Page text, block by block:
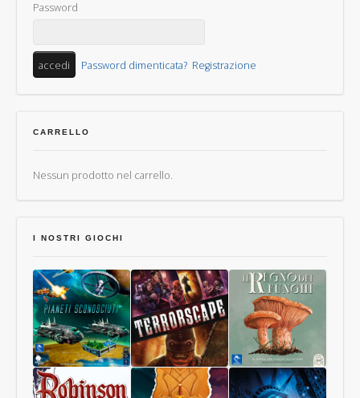
Password
Password dimenticata? Registrazione
CARRELLO
Nessun prodotto nel carrello.
I NOSTRI GIOCHI
Pianeti
Terrorscape
Il